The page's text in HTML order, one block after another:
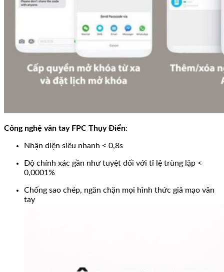
Công nghệ vân tay FPC Thụy Điển:
Nhận diện siêu nhanh < 0,8s
Độ chính xác gần như tuyệt đối với tỉ lệ trùng lặp <
0,0001%
Chống sao chép, ngăn chặn mọi hình thức giả mạo vân
tay